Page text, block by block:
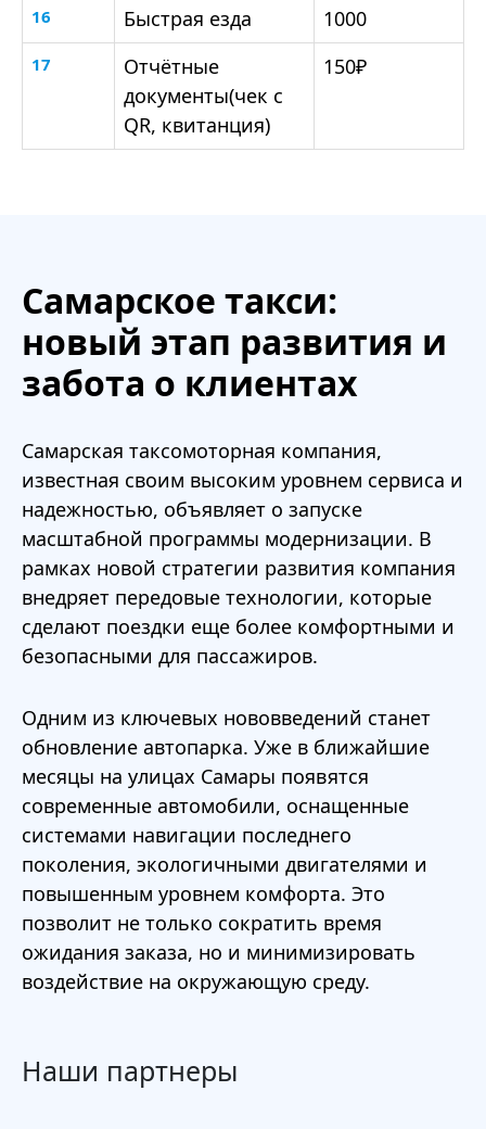
16 Быстрая езда 1000
17
Отчётные
документы(чек с
QR, квитанция)
150₽
Самарское такси:
новый этап развития и
забота о клиентах
Самарская таксомоторная компания,
известная своим высоким уровнем сервиса и
надежностью, объявляет о запуске
масштабной программы модернизации. В
рамках новой стратегии развития компания
внедряет передовые технологии, которые
сделают поездки еще более комфортными и
безопасными для пассажиров.
Одним из ключевых нововведений станет
обновление автопарка. Уже в ближайшие
месяцы на улицах Самары появятся
современные автомобили, оснащенные
системами навигации последнего
поколения, экологичными двигателями и
повышенным уровнем комфорта. Это
позволит не только сократить время
ожидания заказа, но и минимизировать
воздействие на окружающую среду.
Наши партнеры